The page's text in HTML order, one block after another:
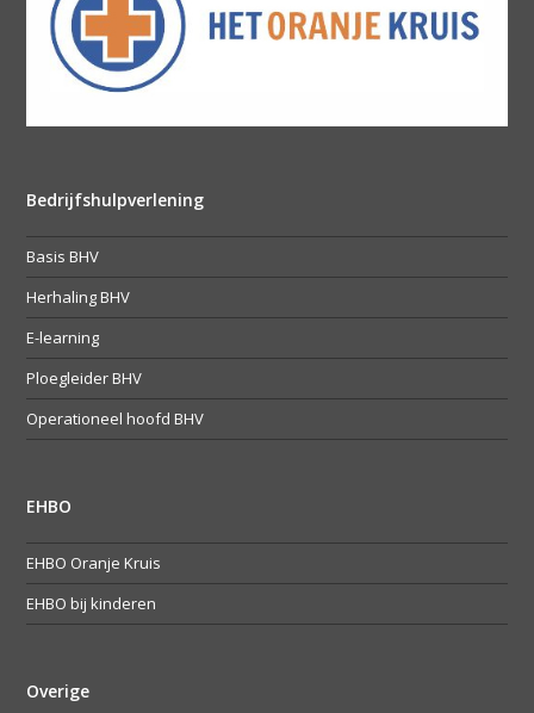
Bedrijfshulpverlening
Basis BHV
Herhaling BHV
E-learning
Ploegleider BHV
Operationeel hoofd BHV
EHBO
EHBO Oranje Kruis
EHBO bij kinderen
Overige